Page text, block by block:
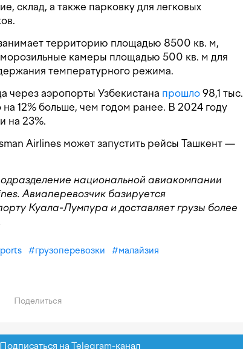
склад, а также парковку для легковых
территорию площадью 8500 кв. м,
камеры площадью 500 кв. м для
температурного режима.
через аэропорты Узбекистана прошло 98,1 тыс.
на 12% больше, чем годом ранее. В 2024 году
на 23%.
Airlines может запустить рейсы Ташкент —
национальной авиакомпании
Авиаперевозчик базируется
Куала-Лумпура и доставляет грузы более
#грузоперевозки #малайзия
Поделиться
Подписаться на Telegram-канал